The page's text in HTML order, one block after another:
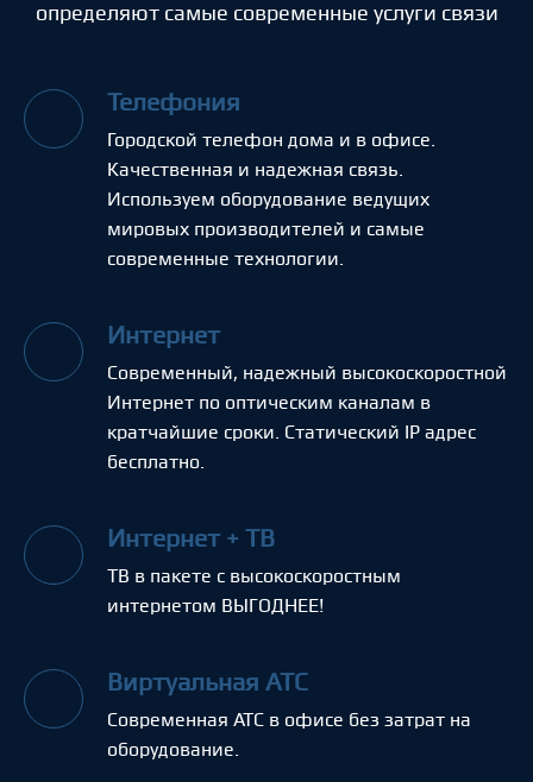
определяют самые современные услуги связи
Телефония
Городской телефон дома и в офисе.
Качественная и надежная связь.
Используем оборудование ведущих
мировых производителей и самые
современные технологии.
Интернет
Современный, надежный высокоскоростной
Интернет по оптическим каналам в
кратчайшие сроки. Статический IP адрес
бесплатно.
Интернет + ТВ
ТВ в пакете с высокоскоростным
интернетом ВЫГОДНЕЕ!
Виртуальная АТС
Современная АТС в офисе без затрат на
оборудование.